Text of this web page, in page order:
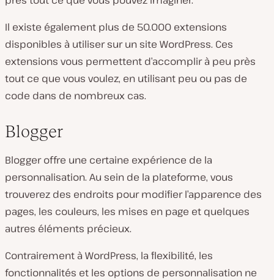
Il existe également plus de 50.000 extensions
disponibles à utiliser sur un site WordPress. Ces
extensions vous permettent d’accomplir à peu près
tout ce que vous voulez, en utilisant peu ou pas de
code dans de nombreux cas.
Blogger
Blogger offre une certaine expérience de la
personnalisation. Au sein de la plateforme, vous
trouverez des endroits pour modifier l’apparence des
pages, les couleurs, les mises en page et quelques
autres éléments précieux.
Contrairement à WordPress, la flexibilité, les
fonctionnalités et les options de personnalisation ne